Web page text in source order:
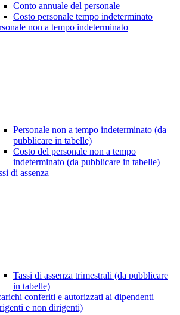
Conto annuale del personale
Costo personale tempo indeterminato
non a tempo indeterminato
Personale non a tempo indeterminato (da
pubblicare in tabelle)
Costo del personale non a tempo
indeterminato (da pubblicare in tabelle)
di assenza
Tassi di assenza trimestrali (da pubblicare
in tabelle)
conferiti e autorizzati ai dipendenti
e non dirigenti)